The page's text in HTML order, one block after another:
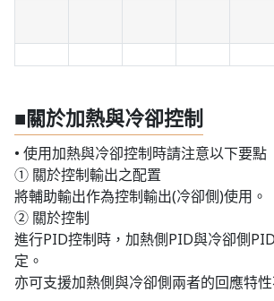
■關於加熱與冷卻控制
• 使用加熱與冷卻控制時請注意以下要點
① 關於控制輸出之配置
將輔助輸出作為控制輸出(冷卻側)使用。
② 關於控制
進行PID控制時，加熱側PID與冷卻側
定。
亦可支援加熱側與冷卻側兩者的回應特